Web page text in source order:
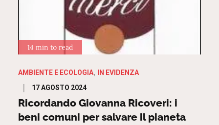
14 min to read
AMBIENTE E ECOLOGIA IN EVIDENZA
Posted
on
17 AGOSTO 2024
Ricordando Giovanna Ricoveri: i
beni comuni per salvare il pianeta